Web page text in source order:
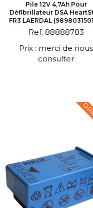
Pile 12V 4,7Ah Pour
Défibrillateur DSA
FR3 LAERDAL
Ref. 88888783
Prix : merci de nous
consulter